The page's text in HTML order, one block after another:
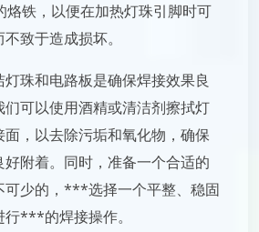
烙铁，以便在加热灯珠引脚时可
致于造成损坏。
珠和电路板是确保焊接效果良
可以使用酒精或清洁剂擦拭灯
，以去除污垢和氧化物，确保
附着。同时，准备一个合适的
可少的，***选择一个平整、稳固
***的焊接操作。